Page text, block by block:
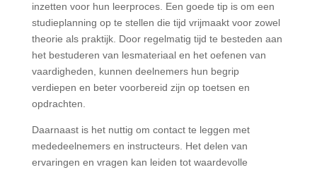
inzetten voor hun leerproces. Een goede tip is om een
studieplanning op te stellen die tijd vrijmaakt voor zowel
theorie als praktijk. Door regelmatig tijd te besteden aan
het bestuderen van lesmateriaal en het oefenen van
vaardigheden, kunnen deelnemers hun begrip
verdiepen en beter voorbereid zijn op toetsen en
opdrachten.
Daarnaast is het nuttig om contact te leggen met
mededeelnemers en instructeurs. Het delen van
ervaringen en vragen kan leiden tot waardevolle